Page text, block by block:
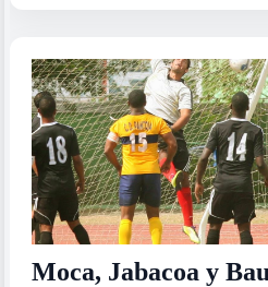
Moca, Jabacoa y